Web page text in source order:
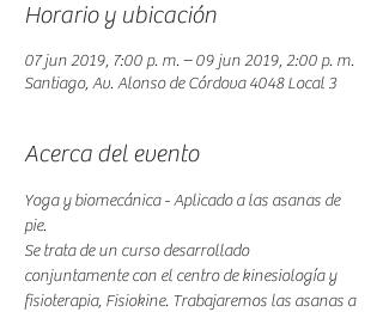
Horario y ubicación
07 jun 2019, 7:00 p. m. – 09 jun 2019, 2:00 p. m.
Santiago, Av. Alonso de Córdova 4048 Local 3
Acerca del evento
Yoga y biomecánica - Aplicado a las asanas de
pie.
Se trata de un curso desarrollado
conjuntamente con el centro de kinesiología y
fisioterapia, Fisiokine. Trabajaremos las asanas a